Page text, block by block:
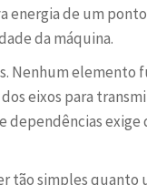
energia de um
da máquina.
Nenhum elemento
eixos para
dependências
tão simples quanto